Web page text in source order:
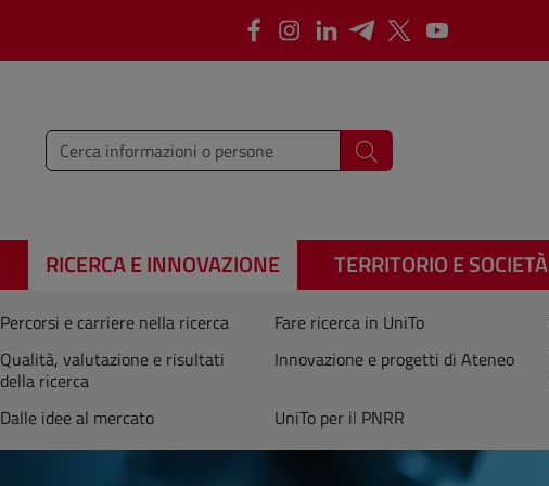
FacebookInstagram
LinkedInTelegram
X Youtube
Inserisci i termini da cercare Cerca
RICERCA E INNOVAZIONE TERRITORIO E SOCIETÀ
Percorsi e carriere nella ricerca Fare ricerca in UniTo
Qualità, valutazione e risultati
della ricerca
Innovazione e progetti di Ateneo
Dalle idee al mercato UniTo per il PNRR